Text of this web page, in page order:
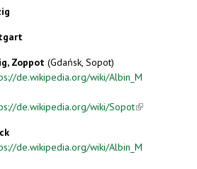
Zoppot (Gdańsk, Sopot)
de.wikipedia.org/wiki/Albin_M
de.wikipedia.org/wiki/Sopot(link is
de.wikipedia.org/wiki/Albin_M